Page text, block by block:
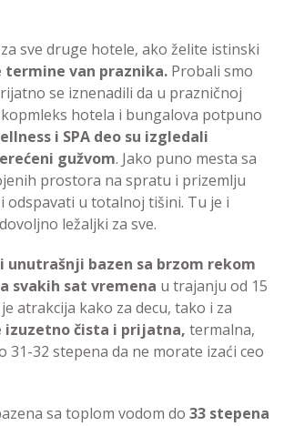
sve druge hotele, ako želite istinski
van praznika. Probali smo
se iznenadili da u prazničnoj
hotela i bungalova potpuno
i SPA deo su izgledali
gužvom. Jako puno mesta sa
prostora na spratu i prizemlju
odspavati u totalnoj tišini. Tu je i
ležaljki za sve.
unutrašnji bazen sa brzom rekom
svakih sat vremena u trajanju od 15
atrakcija kako za decu, tako i za
izuzetno čista i prijatna, termalna,
31-32 stepena da ne morate izaći ceo
sa toplom vodom do 33 stepena